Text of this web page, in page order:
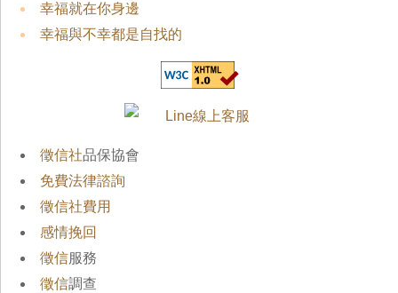
幸福就在你身邊
幸福與不幸都是自找的
徵信社品保協會
免費法律諮詢
徵信社費用
感情挽回
徵信服務
徵信調查